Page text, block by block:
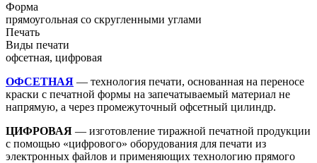
Форма
прямоугольная со скругленными углами
Печать
Виды печати
офсетная, цифровая
ОФСЕТНАЯ — технология печати, основанная на переносе
краски с печатной формы на запечатываемый материал не
напрямую, а через промежуточный офсетный цилиндр.
ЦИФРОВАЯ — изготовление тиражной печатной продукции
с помощью «цифрового» оборудования для печати из
электронных файлов и применяющих технологию прямого